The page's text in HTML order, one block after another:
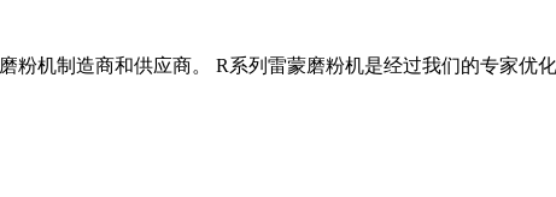
机制造商和供应商。 R系列雷蒙磨粉机是经过我们的专家优